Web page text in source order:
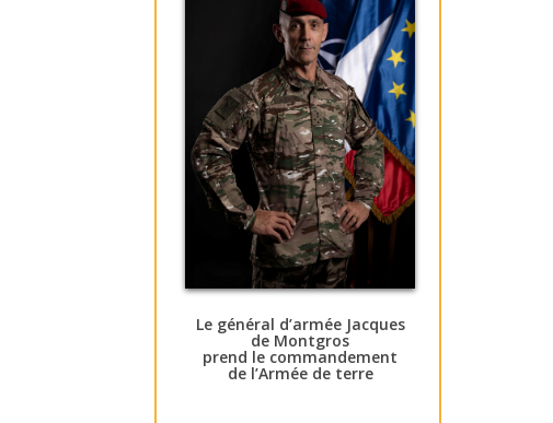
Le général d’armée Jacques
de Montgros
prend le commandement
de l’Armée de terre